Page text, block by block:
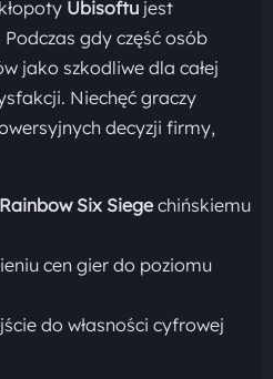
Ubisoftujest
gdy część osób
jako szkodliwe dla całej
Niechęć graczy
decyzji firmy,
Rainbow Six Siegechińskiemu
cen gier do poziomu
do własności cyfrowej